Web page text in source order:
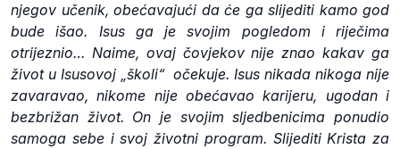
njegov učenik, obećavajući da će ga slijediti kamo god
bude išao. Isus ga je svojim pogledom i riječima
otrijeznio… Naime, ovaj čovjekov nije znao kakav ga
život u Isusovoj „školi“ očekuje. Isus nikada nikoga nije
zavaravao, nikome nije obećavao karijeru, ugodan i
bezbrižan život. On je svojim sljedbenicima ponudio
samoga sebe i svoj životni program. Slijediti Krista za